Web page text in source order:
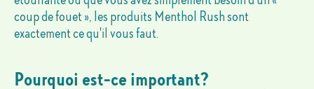
coup de fouet », les produits Menthol Rush sont
exactement ce qu'il vous faut.
Pourquoi est-ce important?